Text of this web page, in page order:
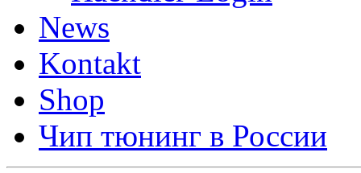
News
Kontakt
Shop
Чип тюнинг в России